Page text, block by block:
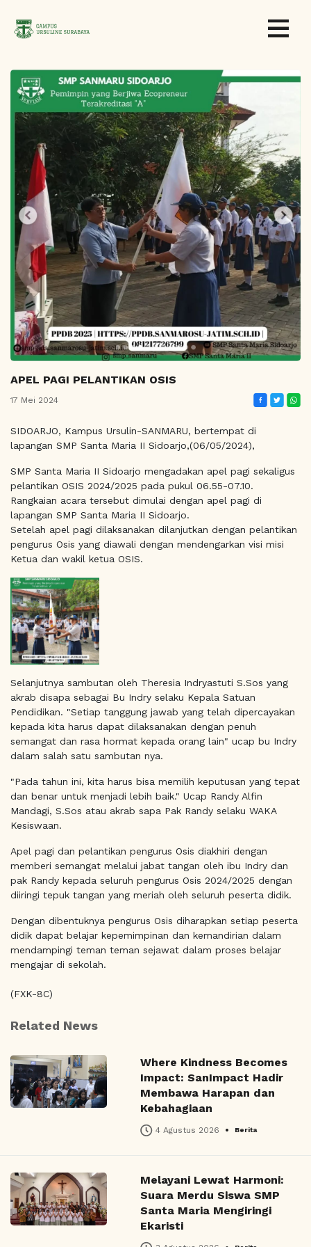
APEL PAGI PELANTIKAN OSIS
17 Mei 2024
SIDOARJO, Kampus Ursulin-SANMARU, bertempat di
lapangan SMP Santa Maria II Sidoarjo,(06/05/2024),
SMP Santa Maria II Sidoarjo mengadakan apel pagi sekaligus
pelantikan OSIS 2024/2025 pada pukul 06.55-07.10.
Rangkaian acara tersebut dimulai dengan apel pagi di
lapangan SMP Santa Maria II Sidoarjo.
Setelah apel pagi dilaksanakan dilanjutkan dengan pelantikan
pengurus Osis yang diawali dengan mendengarkan visi misi
Ketua dan wakil ketua OSIS.
Selanjutnya sambutan oleh Theresia Indryastuti S.Sos yang
akrab disapa sebagai Bu Indry selaku Kepala Satuan
Pendidikan. "Setiap tanggung jawab yang telah dipercayakan
kepada kita harus dapat dilaksanakan dengan penuh
semangat dan rasa hormat kepada orang lain" ucap bu Indry
dalam salah satu sambutan nya.
"Pada tahun ini, kita harus bisa memilih keputusan yang tepat
dan benar untuk menjadi lebih baik." Ucap Randy Alfin
Mandagi, S.Sos atau akrab sapa Pak Randy selaku WAKA
Kesiswaan.
Apel pagi dan pelantikan pengurus Osis diakhiri dengan
memberi semangat melalui jabat tangan oleh ibu Indry dan
pak Randy kepada seluruh pengurus Osis 2024/2025 dengan
diiringi tepuk tangan yang meriah oleh seluruh peserta didik.
Dengan dibentuknya pengurus Osis diharapkan setiap peserta
didik dapat belajar kepemimpinan dan kemandirian dalam
mendampingi teman teman sejawat dalam proses belajar
mengajar di sekolah.
(FXK-8C)
Related News
Where Kindness Becomes
Impact: SanImpact Hadir
Membawa Harapan dan
Kebahagiaan
4 Agustus 2026 • Berita
Melayani Lewat Harmoni:
Suara Merdu Siswa SMP
Santa Maria Mengiringi
Ekaristi